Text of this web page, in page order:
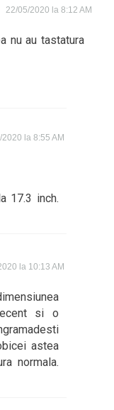
22/05/2020 la 8:12 AM
nu au tastatura
2020 la 8:55 AM
17.3 inch.
la 10:13 AM
si o
astea
normala.